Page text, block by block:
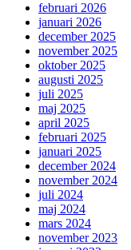
februari 2026
januari 2026
december 2025
november 2025
oktober 2025
augusti 2025
juli 2025
maj 2025
april 2025
februari 2025
januari 2025
december 2024
november 2024
juli 2024
maj 2024
mars 2024
november 2023